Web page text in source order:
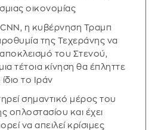
οικονομίας
η κυβέρνηση Τραμπ
της Τεχεράνης να
του Στενού,
τέτοια κίνηση θα έπληττε
το Ιράν
σημαντικό μέρος του
οπλοστασίου και έχει
να απειλεί κρίσιμες